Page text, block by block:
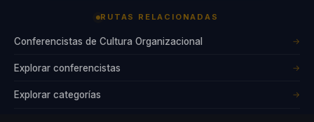
RUTAS RELACIONADAS
Conferencistas de Cultura Organizacional →
Explorar conferencistas →
Explorar categorías →